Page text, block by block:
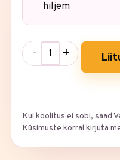
hiljem
- +
Kui koolitus ei sobi, saad
Küsimuste korral kirjuta